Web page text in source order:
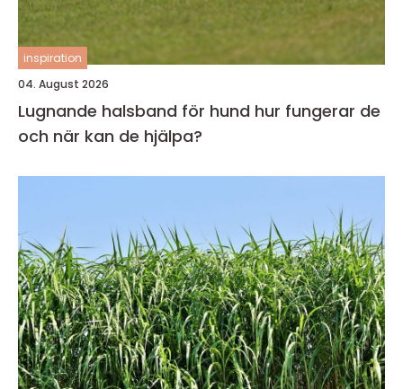
inspiration
04. August 2026
Lugnande halsband för hund hur fungerar de
och när kan de hjälpa?